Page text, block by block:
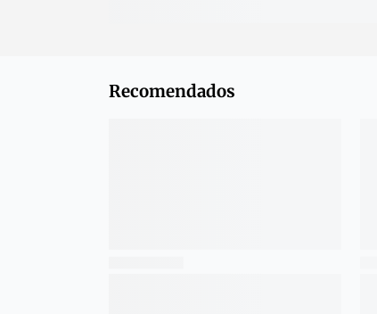
Recomendados